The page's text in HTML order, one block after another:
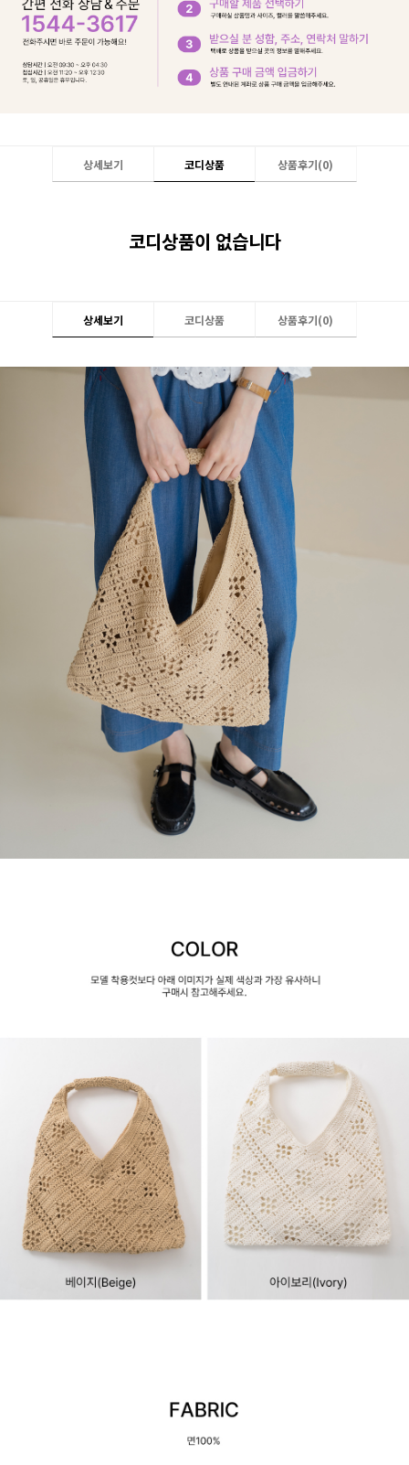
상세보기 코디상품 상품후기(0)
코디상품이 없습니다
상세보기 코디상품 상품후기(0)